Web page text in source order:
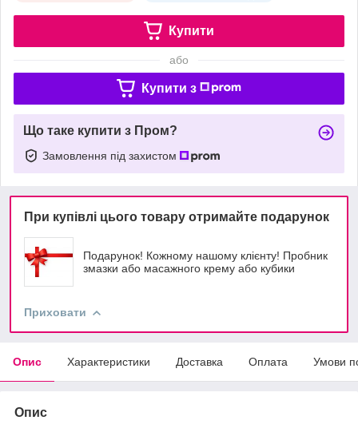
Купити
або
Купити з
Що таке купити з Пром?
Замовлення під захистом
При купівлі цього товару отримайте подарунок
Подарунок! Кожному нашому клієнту! Пробник
змазки або масажного крему або кубики
Приховати
Опис Характеристики Доставка Оплата Умови
Опис